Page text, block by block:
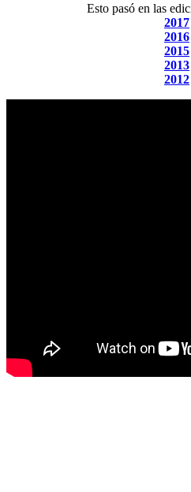
Esto pasó en las
2017
2016
2015
2013
2012